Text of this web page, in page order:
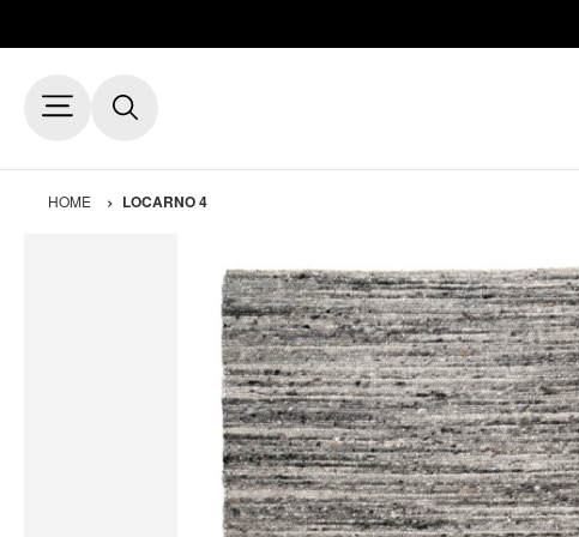
HOME LOCARNO 4